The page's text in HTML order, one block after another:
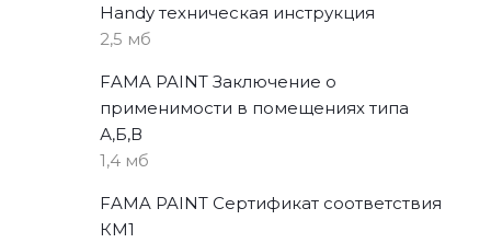
Handy техническая инструкция
2,5 мб
FAMA PAINT Заключение о
применимости в помещениях типа
А,Б,В
1,4 мб
FAMA PAINT Сертификат соответствия
КМ1